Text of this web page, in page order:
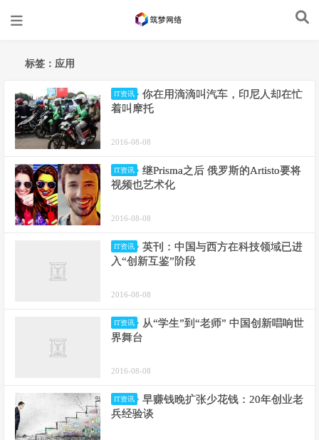
标签：应用
IT资讯
你在用滴滴叫汽车，印尼人却在忙
着叫摩托
2016-08-08
IT资讯
继Prisma之后 俄罗斯的Artisto要将
视频也艺术化
2016-08-08
IT资讯
英刊：中国与西方在科技领域已进
入“创新互鉴”阶段
2016-08-08
IT资讯
从“学生”到“老师” 中国创新唱响世
界舞台
2016-08-08
IT资讯
早赚钱晚扩张少花钱：20年创业老
兵经验谈